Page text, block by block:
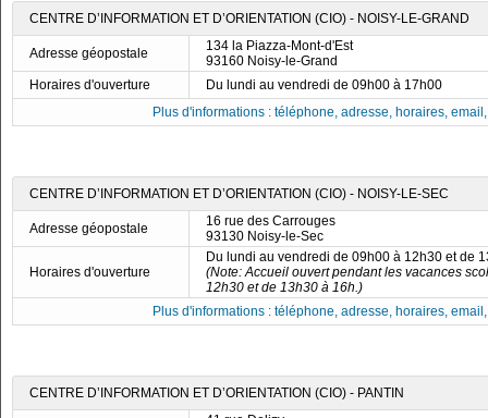
CENTRE D’INFORMATION ET D’ORIENTATION (CIO) - NOISY-LE-GRAND
Adresse géopostale
134 la Piazza-Mont-d'Est
93160 Noisy-le-Grand
Horaires d'ouverture
Du lundi au vendredi de 09h00 à 17h00
Plus d'informations : téléphone, adresse, horaires,
CENTRE D’INFORMATION ET D’ORIENTATION (CIO) - NOISY-LE-SEC
Adresse géopostale
16 rue des Carrouges
93130 Noisy-le-Sec
Horaires d'ouverture
Du lundi au vendredi de 09h00 à 12h30 et de
(Note: Accueil ouvert pendant les vacances
12h30 et de 13h30 à 16h.)
Plus d'informations : téléphone, adresse, horaires,
CENTRE D’INFORMATION ET D’ORIENTATION (CIO) - PANTIN